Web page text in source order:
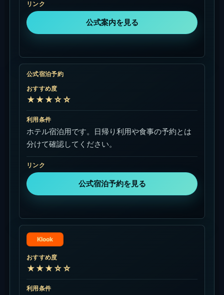
リンク
公式案内を見る
公式宿泊予約
おすすめ度
★★★☆☆
利用条件
ホテル宿泊用です。日帰り利用や食事の予約とは
分けて確認してください。
リンク
公式宿泊予約を見る
Klook
おすすめ度
★★★☆☆
利用条件